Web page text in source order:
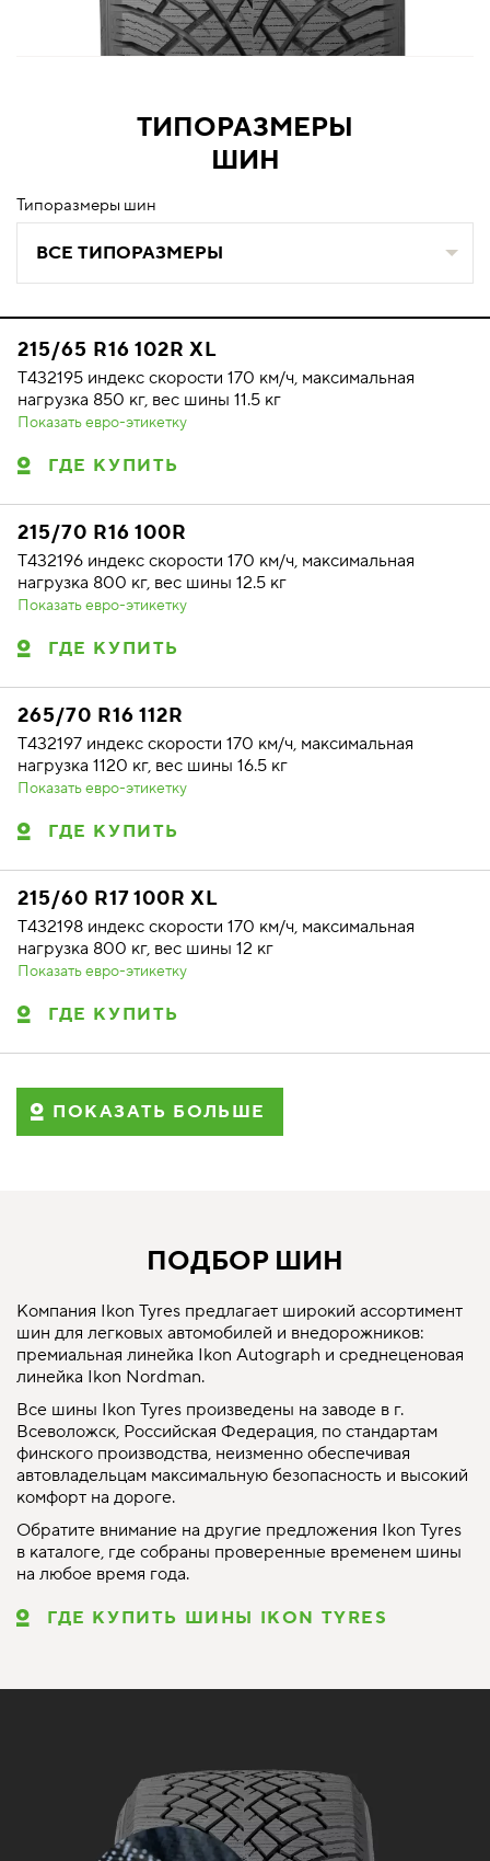
ТИПОРАЗМЕРЫ
ШИН
Типоразмеры шин
ВСЕ ТИПОРАЗМЕРЫ
215/65 R16 102R XL
T432195 индекс скорости 170 км/ч, максимальная
нагрузка 850 кг, вес шины 11.5 кг
Показать евро-этикетку
ГДЕ КУПИТЬ
215/70 R16 100R
T432196 индекс скорости 170 км/ч, максимальная
нагрузка 800 кг, вес шины 12.5 кг
Показать евро-этикетку
ГДЕ КУПИТЬ
265/70 R16 112R
T432197 индекс скорости 170 км/ч, максимальная
нагрузка 1120 кг, вес шины 16.5 кг
Показать евро-этикетку
ГДЕ КУПИТЬ
215/60 R17 100R XL
T432198 индекс скорости 170 км/ч, максимальная
нагрузка 800 кг, вес шины 12 кг
Показать евро-этикетку
ГДЕ КУПИТЬ
ПОКАЗАТЬ БОЛЬШЕ
ПОДБОР ШИН
Компания Ikon Tyres предлагает широкий ассортимент
шин для легковых автомобилей и внедорожников:
премиальная линейка Ikon Autograph и среднеценовая
линейка Ikon Nordman.
Все шины Ikon Tyres произведены на заводе в г.
Всеволожск, Российская Федерация, по стандартам
финского производства, неизменно обеспечивая
автовладельцам максимальную безопасность и высокий
комфорт на дороге.
Обратите внимание на другие предложения Ikon Tyres
в каталоге, где собраны проверенные временем шины
на любое время года.
ГДЕ КУПИТЬ ШИНЫ IKON TYRES